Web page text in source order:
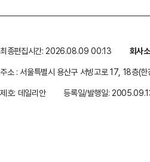
최종편집시간: 2026.08.09 00:13 회사
주소 : 서울특별시 용산구 서빙고로 17, 18층(
제호: 데일리안
등록일/발행일: